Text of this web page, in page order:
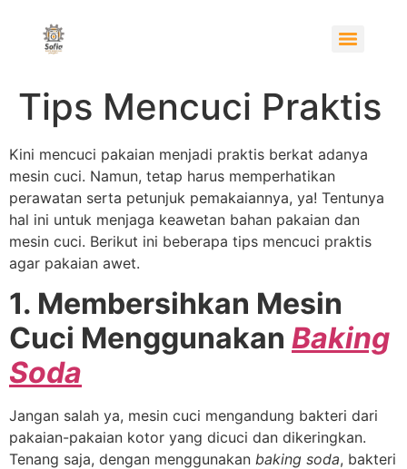
Tips Mencuci Praktis
Kini mencuci pakaian menjadi praktis berkat adanya
mesin cuci. Namun, tetap harus memperhatikan
perawatan serta petunjuk pemakaiannya, ya! Tentunya
hal ini untuk menjaga keawetan bahan pakaian dan
mesin cuci. Berikut ini beberapa tips mencuci praktis
agar pakaian awet.
1. Membersihkan Mesin
Cuci Menggunakan Baking
Soda
Jangan salah ya, mesin cuci mengandung bakteri dari
pakaian-pakaian kotor yang dicuci dan dikeringkan.
Tenang saja, dengan menggunakan baking soda, bakteri